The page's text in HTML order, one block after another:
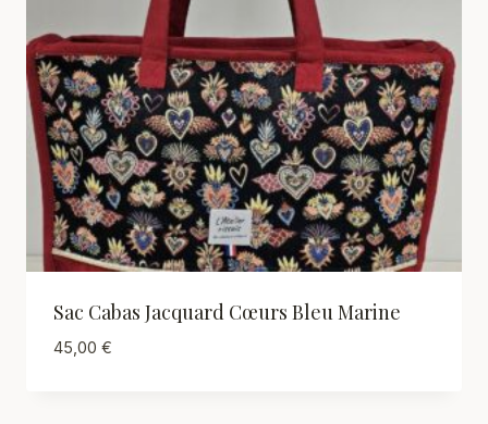
Sac Cabas Jacquard Cœurs Bleu Marine
45,00 €